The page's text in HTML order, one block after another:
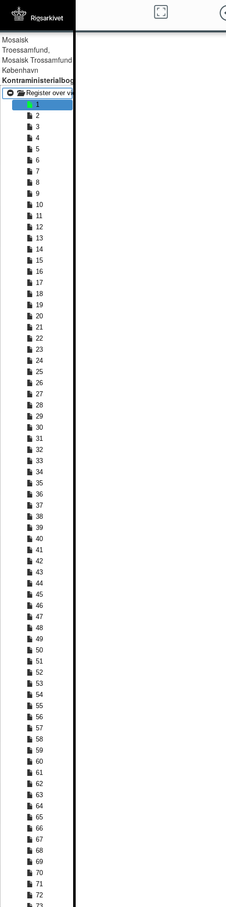
Mosaisk
Troessamfund,
Mosaisk Trossamfund
København
Kontraministerialbog
Register over viede og døde 1871 - Register over viede og døde
1
2
3
4
5
6
7
8
9
10
11
12
13
14
15
16
17
18
19
20
21
22
23
24
25
26
27
28
29
30
31
32
33
34
35
36
37
38
39
40
41
42
43
44
45
46
47
48
49
50
51
52
53
54
55
56
57
58
59
60
61
62
63
64
65
66
67
68
69
70
71
72